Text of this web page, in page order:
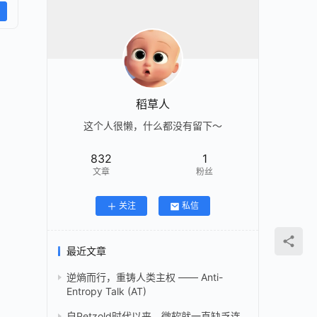
稻草人
这个人很懒，什么都没有留下～
832
文章
1
粉丝
关注 私信
最近文章
逆熵而行，重铸人类主权 —— Anti-
Entropy Talk (AT)